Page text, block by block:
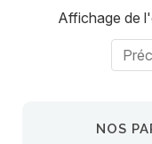
Affichage de
NOS